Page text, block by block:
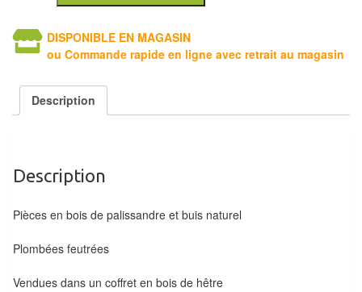
Echiquiers
muraux/Plein
Pendules
aveugles
Logiciels
d'échecs
Livres
DISPONIBLE EN MAGASIN
ou Commande rapide en ligne avec retrait au magasin
Description
Description
Pièces en bois de palissandre et buis naturel
Plombées feutrées
Vendues dans un coffret en bois de hêtre